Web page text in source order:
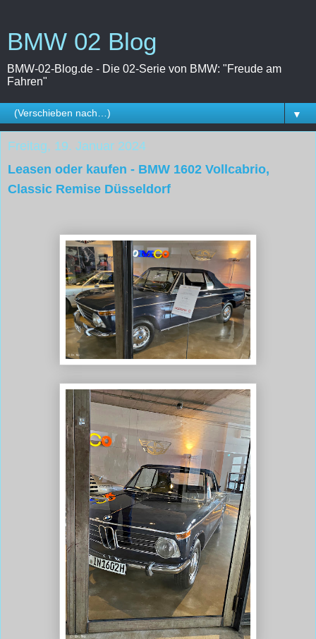
BMW 02 Blog
BMW-02-Blog.de - Die 02-Serie von BMW: "Freude am
Fahren"
▼
Freitag, 19. Januar 2024
Leasen oder kaufen - BMW 1602 Vollcabrio,
Classic Remise Düsseldorf